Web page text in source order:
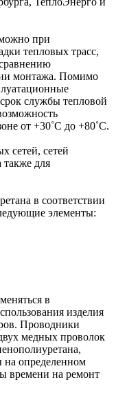
при
тепловых трасс,
монтажа. Помимо
службы тепловой
от +30˚C до +80˚C.
сетей, сетей
также для
в соответствии
элементы:
в
изделия
Проводники
медных проволок
на определенном
времени на ремонт